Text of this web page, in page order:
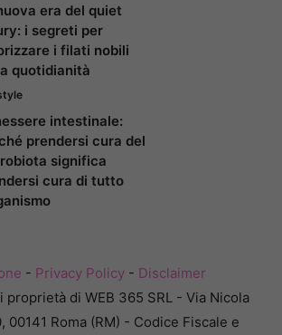
era del quiet
i segreti per
i filati nobili
quotidianità
intestinale:
prendersi cura del
significa
cura di tutto
- Privacy Policy- Disclaimer
proprietà di WEB 365 SRL - Via Nicola
00141 Roma (RM) - Codice Fiscale e